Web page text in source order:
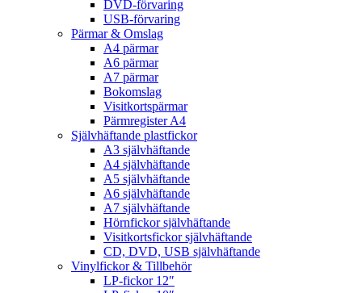
DVD-förvaring
USB-förvaring
Pärmar & Omslag
A4 pärmar
A6 pärmar
A7 pärmar
Bokomslag
Visitkortspärmar
Pärmregister A4
Självhäftande plastfickor
A3 självhäftande
A4 självhäftande
A5 självhäftande
A6 självhäftande
A7 självhäftande
Hörnfickor självhäftande
Visitkortsfickor självhäftande
CD, DVD, USB självhäftande
Vinylfickor & Tillbehör
LP-fickor 12″